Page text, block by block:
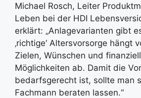
Michael Rosch, Leiter
Leben bei der HDI
erklärt: „Anlagevarianten gibt
‚richtige‘ Altersvorsorge hängt
Zielen, Wünschen und
Möglichkeiten ab. Damit die
bedarfsgerecht ist, sollte man
Fachmann beraten lassen.“